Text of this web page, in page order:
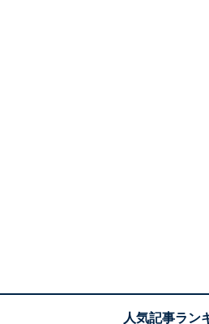
アンケートの回答者コメントで